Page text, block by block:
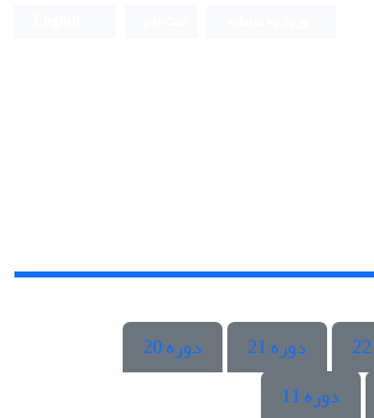
دوره 21
دوره 20
دوره 11